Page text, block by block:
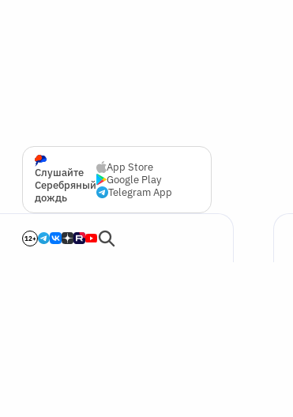
Слушайте
Серебряный
дождь
App Store
Google Play
Telegram App
12+